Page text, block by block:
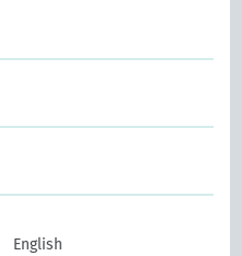
English